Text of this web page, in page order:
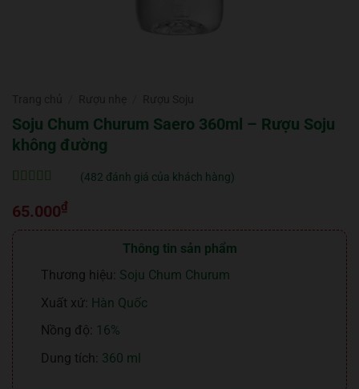
Soju Chum Churum Saero 360ml – Rượu Soju
không đường
trên đánh
giá
(482 đánh giá của khách hàng)
65.000₫
Thông tin sản phẩm
Thương hiệu: Soju Chum Churum
Xuất xứ: Hàn Quốc
Nồng độ: 16%
Dung tích: 360 ml